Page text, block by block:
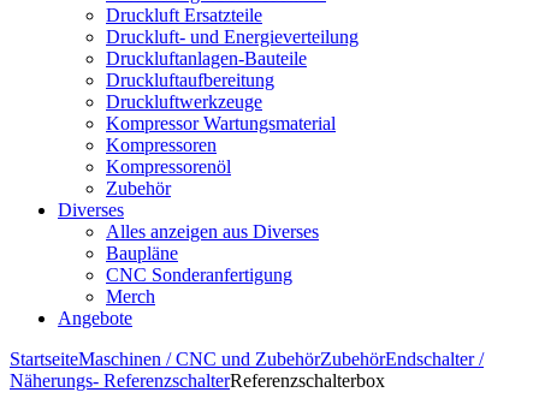
Druckluft Ersatzteile
Druckluft- und Energieverteilung
Druckluftanlagen-Bauteile
Druckluftaufbereitung
Druckluftwerkzeuge
Kompressor Wartungsmaterial
Kompressoren
Kompressorenöl
Zubehör
Diverses
Alles anzeigen aus Diverses
Baupläne
CNC Sonderanfertigung
Merch
Angebote
StartseiteMaschinen / CNC und ZubehörZubehörEndschalter /
Näherungs- ReferenzschalterReferenzschalterbox